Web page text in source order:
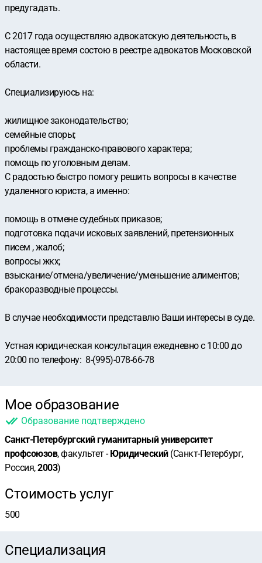
предугадать.
С 2017 года осуществляю адвокатскую деятельность, в
настоящее время состою в реестре адвокатов Московской
области.
Специализируюсь на:
жилищное законодательство;
семейные споры;
проблемы гражданско-правового характера;
помощь по уголовным делам.
С радостью быстро помогу решить вопросы в качестве
удаленного юриста, а именно:
️помощь в отмене судебных приказов;
️подготовка подачи исковых заявлений, претензионных
писем , жалоб;
️вопросы жкх;
️взыскание/отмена/увеличение/уменьшение алиментов;
️бракоразводные процессы.
️В случае необходимости представлю Ваши интересы в суде.
Устная юридическая консультация ежедневно с 10:00 до
20:00 по телефону: ️ 8-(995)-078-66-78
Мое образование
Образование подтверждено
Санкт-Петербургский гуманитарный университет
профсоюзов, факультет -Юридический(Санкт-Петербург,
Россия,2003)
Стоимость услуг
500
Специализация